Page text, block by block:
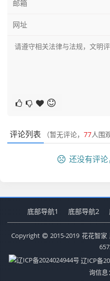
评论列表 （暂无评论， 77人围
还没有评
底部导航1 底部导航2
Copyright 2015-2019 花花智家
辽ICP备
询信息